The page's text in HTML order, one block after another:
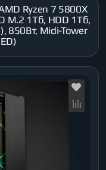
Ryzen 7 5800X
M.2 1Тб, HDD 1Тб,
850Вт, Midi-Tower